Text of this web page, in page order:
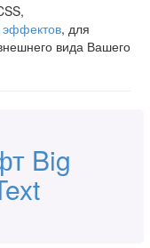
эффектов, для
вида Вашего
Big